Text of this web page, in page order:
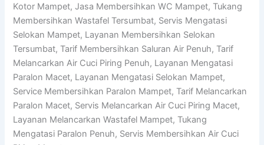
Kotor Mampet, Jasa Membersihkan WC Mampet, Tukang
Membersihkan Wastafel Tersumbat, Servis Mengatasi
Selokan Mampet, Layanan Membersihkan Selokan
Tersumbat, Tarif Membersihkan Saluran Air Penuh, Tarif
Melancarkan Air Cuci Piring Penuh, Layanan Mengatasi
Paralon Macet, Layanan Mengatasi Selokan Mampet,
Service Membersihkan Paralon Mampet, Tarif Melancarkan
Paralon Macet, Servis Melancarkan Air Cuci Piring Macet,
Layanan Melancarkan Wastafel Mampet, Tukang
Mengatasi Paralon Penuh, Servis Membersihkan Air Cuci